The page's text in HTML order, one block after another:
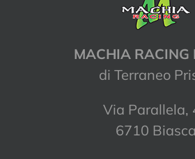
MACHIA RACING
di Terraneo
Via Parallela,
6710 Biasca